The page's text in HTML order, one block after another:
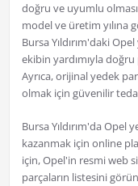
doğru ve uyumlu
model ve üretim yılına
Bursa Yıldırım'daki
ekibin yardımıyla doğru
Ayrıca, orijinal yedek
olmak için güvenilir
Bursa Yıldırım'da
kazanmak için online
için, Opel'in resmi web
parçaların listesini